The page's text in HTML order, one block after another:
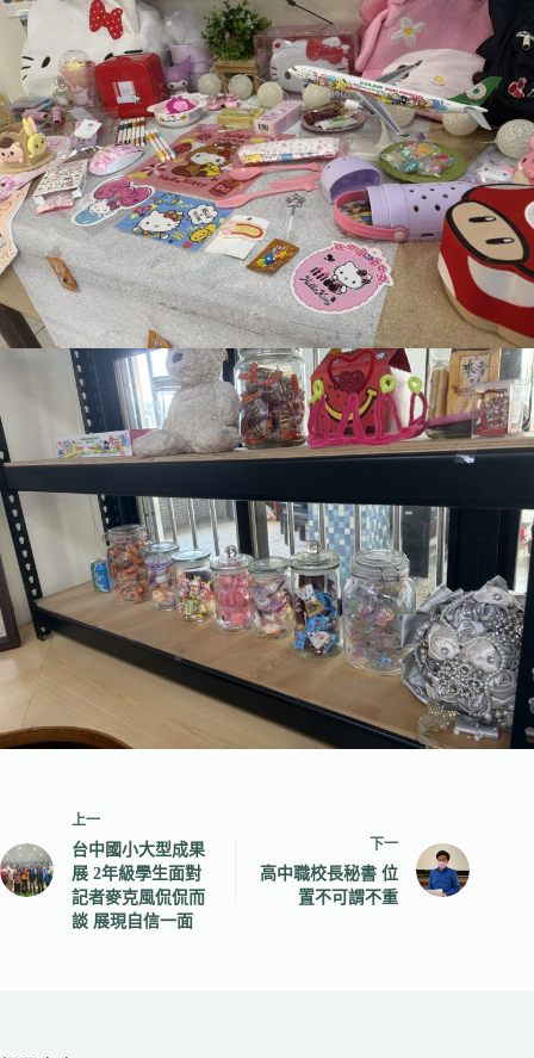
上一
台中國小大型成果
展 2年級學生面對
記者麥克風侃侃而
談 展現自信一面
下一
高中職校長秘書 位
置不可謂不重